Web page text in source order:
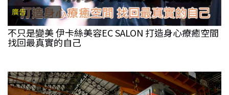
廣告
不只是變美 伊卡絲美容EC SALON 打造身心療癒空間
找回最真實的自己